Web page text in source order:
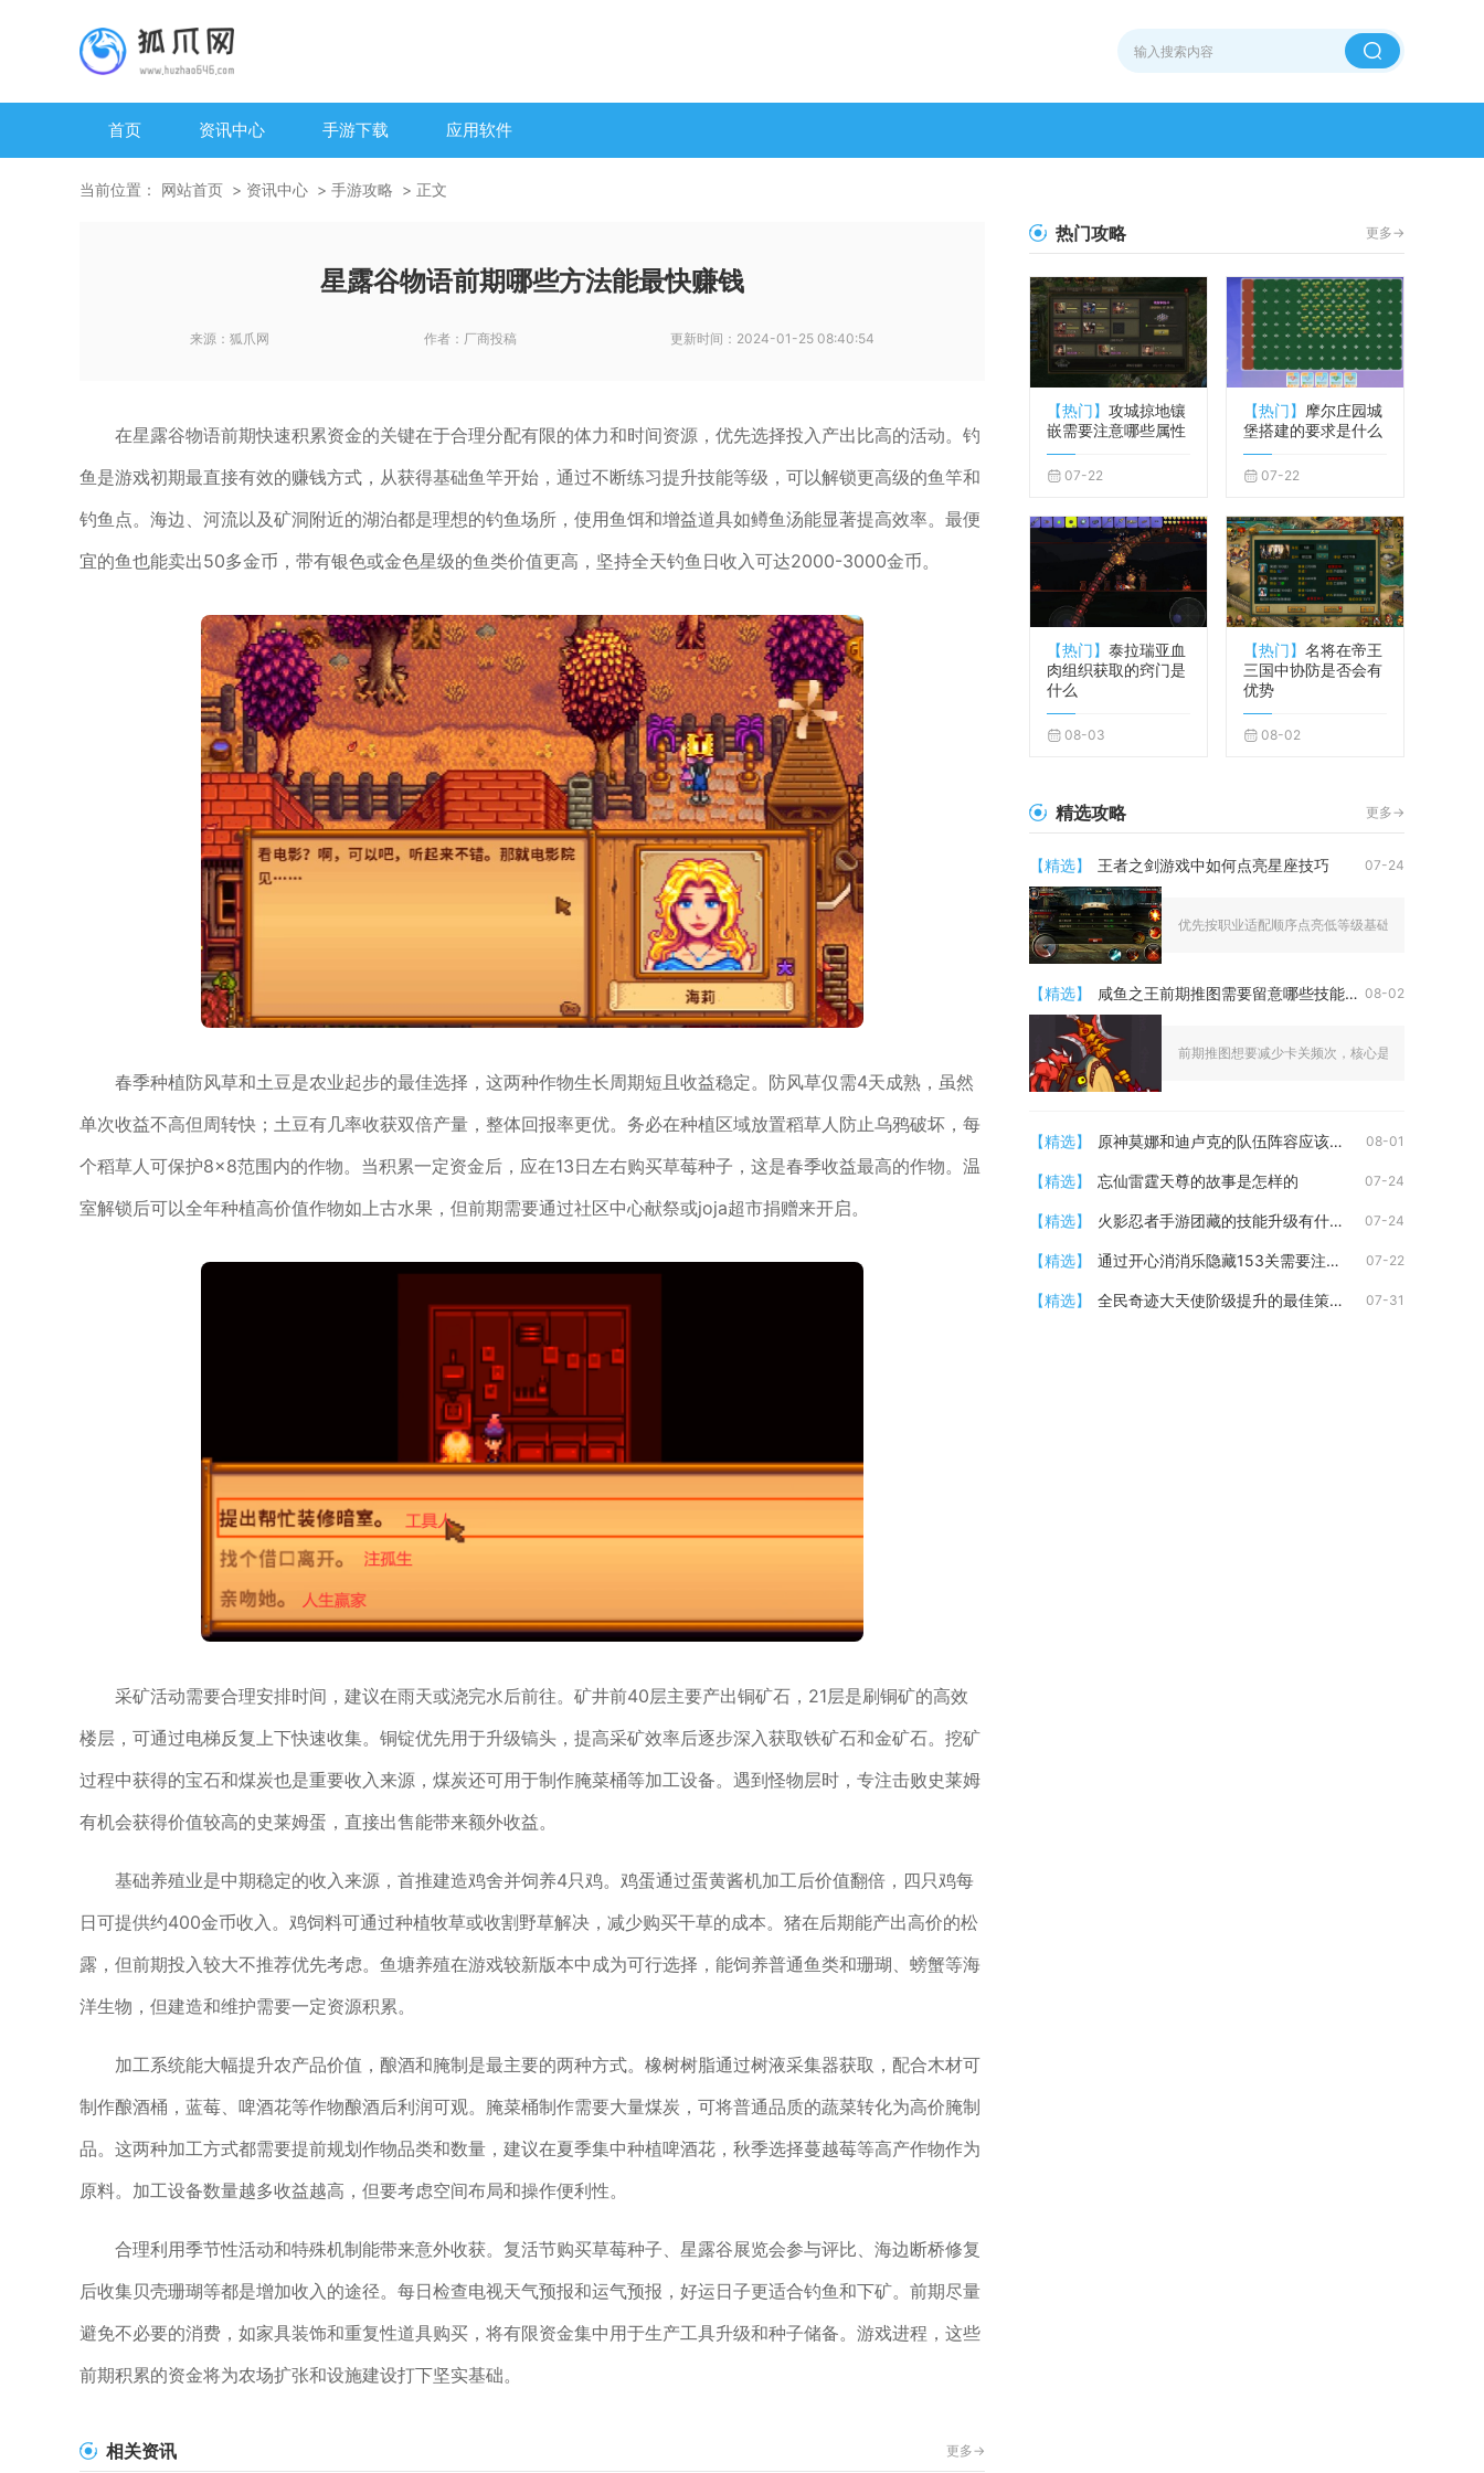
首页 资讯中心 手游下载 应用软件
当前位置： 网站首页 资讯中心 手游攻略 正文
星露谷物语前期哪些方法能最快赚钱
来源： 狐爪网 作者： 厂商投稿 更新时间： 2024-01-25 08:40:54
在星露谷物语前期快速积累资金的关键在于合理分配有限的体力和时间资源，优先选择投入产出比高的活动。钓
鱼是游戏初期最直接有效的赚钱方式，从获得基础鱼竿开始，通过不断练习提升技能等级，可以解锁更高级的鱼竿和
钓鱼点。海边、河流以及矿洞附近的湖泊都是理想的钓鱼场所，使用鱼饵和增益道具如鳟鱼汤能显著提高效率。最便
宜的鱼也能卖出50多金币，带有银色或金色星级的鱼类价值更高，坚持全天钓鱼日收入可达2000-3000金币。
春季种植防风草和土豆是农业起步的最佳选择，这两种作物生长周期短且收益稳定。防风草仅需4天成熟，虽然
单次收益不高但周转快；土豆有几率收获双倍产量，整体回报率更优。务必在种植区域放置稻草人防止乌鸦破坏，每
个稻草人可保护8×8范围内的作物。当积累一定资金后，应在13日左右购买草莓种子，这是春季收益最高的作物。温
室解锁后可以全年种植高价值作物如上古水果，但前期需要通过社区中心献祭或joja超市捐赠来开启。
采矿活动需要合理安排时间，建议在雨天或浇完水后前往。矿井前40层主要产出铜矿石，21层是刷铜矿的高效
楼层，可通过电梯反复上下快速收集。铜锭优先用于升级镐头，提高采矿效率后逐步深入获取铁矿石和金矿石。挖矿
过程中获得的宝石和煤炭也是重要收入来源，煤炭还可用于制作腌菜桶等加工设备。遇到怪物层时，专注击败史莱姆
有机会获得价值较高的史莱姆蛋，直接出售能带来额外收益。
基础养殖业是中期稳定的收入来源，首推建造鸡舍并饲养4只鸡。鸡蛋通过蛋黄酱机加工后价值翻倍，四只鸡每
日可提供约400金币收入。鸡饲料可通过种植牧草或收割野草解决，减少购买干草的成本。猪在后期能产出高价的松
露，但前期投入较大不推荐优先考虑。鱼塘养殖在游戏较新版本中成为可行选择，能饲养普通鱼类和珊瑚、螃蟹等海
洋生物，但建造和维护需要一定资源积累。
加工系统能大幅提升农产品价值，酿酒和腌制是最主要的两种方式。橡树树脂通过树液采集器获取，配合木材可
制作酿酒桶，蓝莓、啤酒花等作物酿酒后利润可观。腌菜桶制作需要大量煤炭，可将普通品质的蔬菜转化为高价腌制
品。这两种加工方式都需要提前规划作物品类和数量，建议在夏季集中种植啤酒花，秋季选择蔓越莓等高产作物作为
原料。加工设备数量越多收益越高，但要考虑空间布局和操作便利性。
合理利用季节性活动和特殊机制能带来意外收获。复活节购买草莓种子、星露谷展览会参与评比、海边断桥修复
后收集贝壳珊瑚等都是增加收入的途径。每日检查电视天气预报和运气预报，好运日子更适合钓鱼和下矿。前期尽量
避免不必要的消费，如家具装饰和重复性道具购买，将有限资金集中用于生产工具升级和种子储备。游戏进程，这些
前期积累的资金将为农场扩张和设施建设打下坚实基础。
相关资讯 更多->
热门攻略 更多->
【热门】 攻城掠地镶
嵌需要注意哪些属性
07-22
【热门】 摩尔庄园城
堡搭建的要求是什么
07-22
【热门】 泰拉瑞亚血
肉组织获取的窍门是
什么
08-03
【热门】 名将在帝王
三国中协防是否会有
优势
08-02
精选攻略 更多->
【精选】 王者之剑游戏中如何点亮星座技巧 07-24
优先按职业适配顺序点亮低等级基础星座，循环分
【精选】 咸鱼之王前期推图需要留意哪些技能发动时机 08-02
前期推图想要减少卡关频次，核心是把控控制武将
【精选】 原神莫娜和迪卢克的队伍阵容应该如何配置 08-01
【精选】 忘仙雷霆天尊的故事是怎样的 07-24
【精选】 火影忍者手游团藏的技能升级有什么要注意的 07-24
【精选】 通过开心消消乐隐藏153关需要注意什么 07-22
【精选】 全民奇迹大天使阶级提升的最佳策略是什么 07-31